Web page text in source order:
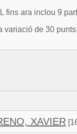
ara inclou 9
variació de 30 punts.
XAVIER